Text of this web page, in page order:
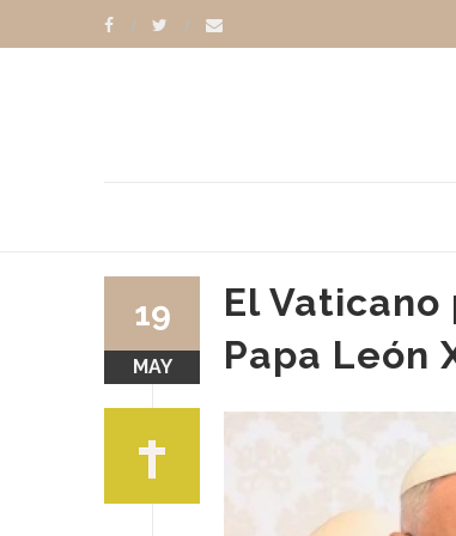
El
Papa León
19
MAY